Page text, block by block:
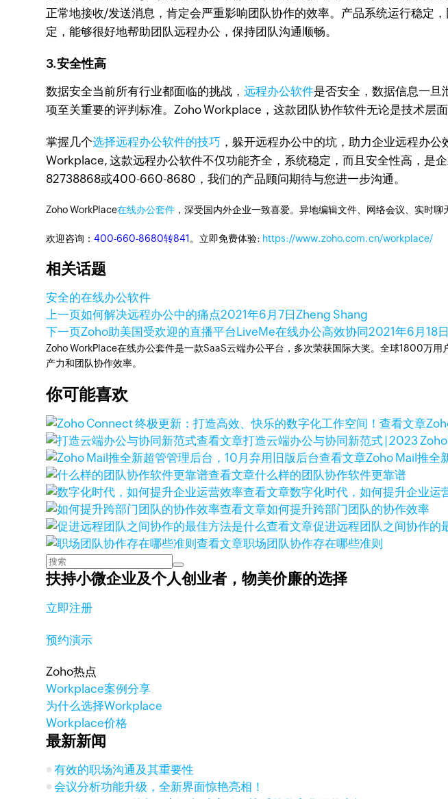
正常地接收/发送消息，肯定会严重影响团队协作的效率。产品系统运行稳定
定，能够很好地帮助团队远程办公，保持团队沟通顺畅。
3.安全性高
数据安全当前所有行业都面临的挑战，远程办公软件是否安全，数据信息一旦
项至关重要的评判标准。Zoho Workplace，这款团队协作软件无论是技术层
掌握几个选择远程办公软件的技巧 ，躲开远程办公中的坑，助力企业远程办
Workplace, 这款远程办公软件不仅功能齐全，系统稳定，而且安全性高，
82738868或400-660-8680，我们的产品顾问期待与您进一步沟通。
Zoho WorkPlace在线办公套件 ，深受国内外企业一致喜爱。异地编辑文件、网络会议、实时聊
欢迎咨询：400-660-8680转841 。立即免费体验: https://www.zoho.com.cn/workplace/
相关话题
安全的在线办公软件
上一页如何解决远程办公中的痛点2021年6月7日Zheng Shang
下一页Zoho助美国受欢迎的直播平台LiveMe在线办公高效协同2021年6月18
Zoho WorkPlace在线办公套件是一款SaaS云端办公平台，多次荣获国际大奖。全球1800万
产力和团队协作效率。
你可能喜欢
查看文章
查看文章打造云端办公与协同新范式 | 2023
查看文章Zoho Mail推全
查看文章什么样的团队协作软件更靠谱
查看文章数字化时代，如何提升企业运
查看文章如何提升跨部门团队的协作效率
查看文章促进远程团队之间协作的
查看文章职场团队协作存在哪些准则
扶持小微企业及个人创业者，物美价廉的选择
立即注册
预约演示
Zoho热点
Workplace案例分享
为什么选择Workplace
Workplace价格
最新新闻
有效的职场沟通及其重要性
会议分析功能升级，全新界面惊艳亮相！